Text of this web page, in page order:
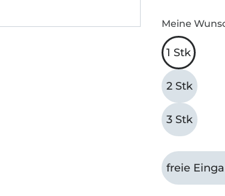
Meine
1 Stk
2 Stk
3 Stk
freie